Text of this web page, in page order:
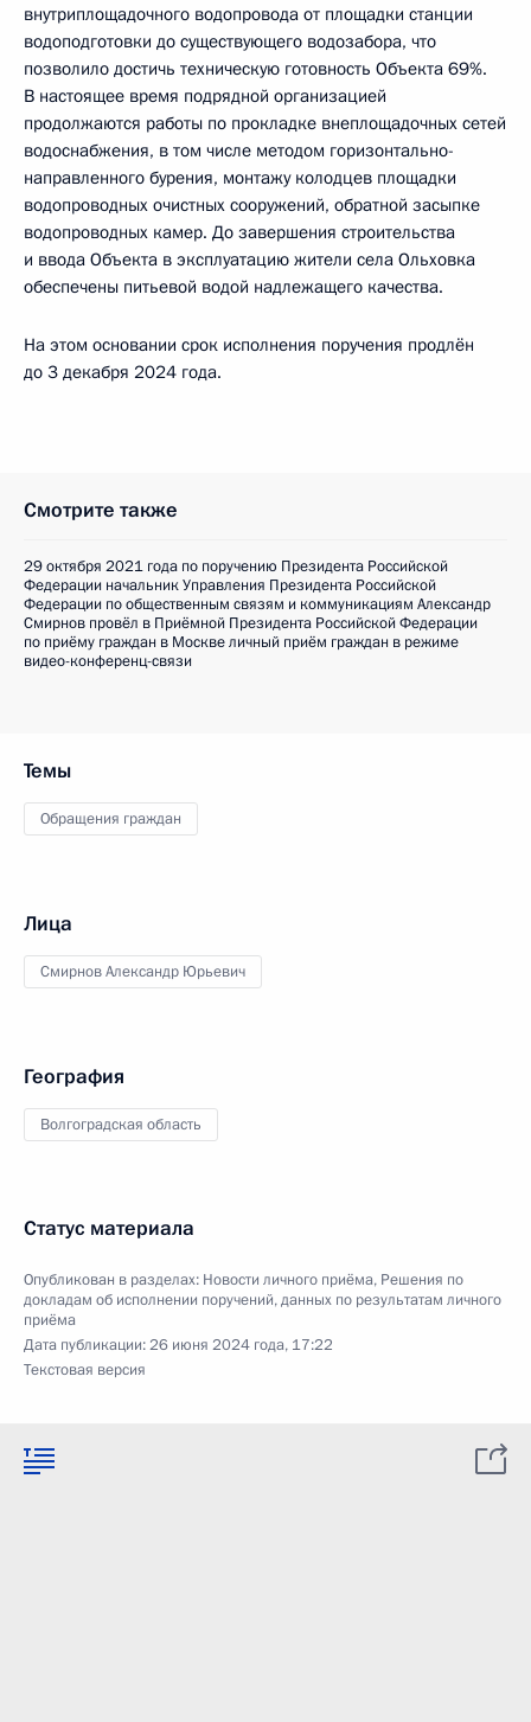
внутриплощадочного водопровода от площадки станции
водоподготовки до существующего водозабора, что
позволило достичь техническую готовность Объекта 69%.
В настоящее время подрядной организацией
продолжаются работы по прокладке внеплощадочных сетей
водоснабжения, в том числе методом горизонтально-
направленного бурения, монтажу колодцев площадки
водопроводных очистных сооружений, обратной засыпке
водопроводных камер. До завершения строительства
и ввода Объекта в эксплуатацию жители села Ольховка
обеспечены питьевой водой надлежащего качества.
На этом основании срок исполнения поручения продлён
до 3 декабря 2024 года.
Смотрите также
29 октября 2021 года по поручению Президента Российской
Федерации начальник Управления Президента Российской
Федерации по общественным связям и коммуникациям Александр
Смирнов провёл в Приёмной Президента Российской Федерации
по приёму граждан в Москве личный приём граждан в режиме
видео-конференц-связи
Темы
Обращения граждан
Лица
Смирнов Александр Юрьевич
География
Волгоградская область
Статус материала
Опубликован в разделах: Новости личного приёма, Решения по
докладам об исполнении поручений, данных по результатам личного
приёма
Дата публикации:26 июня 2024 года, 17:22
Текстовая версия